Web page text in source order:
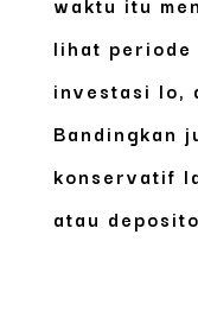
lihat
investasi lo,
Bandingkan
konservatif
atau